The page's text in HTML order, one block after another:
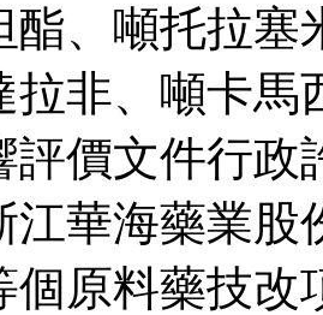
酯、噸托拉塞
拉非、噸卡馬
評價文件行
江華海藥業
個原料藥技改